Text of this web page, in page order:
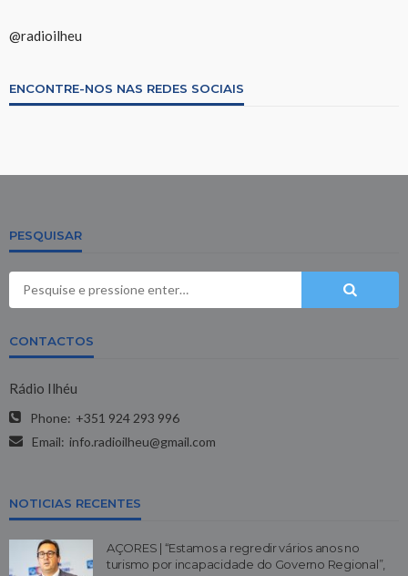
@radioilheu
ENCONTRE-NOS NAS REDES SOCIAIS
PESQUISAR
CONTACTOS
Rádio Ilhéu
Phone: +351 924 293 996
Email: info.radioilheu@gmail.com
NOTICIAS RECENTES
AÇORES | “Estamos a regredir vários anos no
turismo por incapacidade do Governo Regional”,